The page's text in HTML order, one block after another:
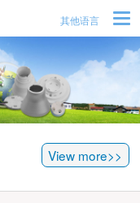
其他语言
View more>>